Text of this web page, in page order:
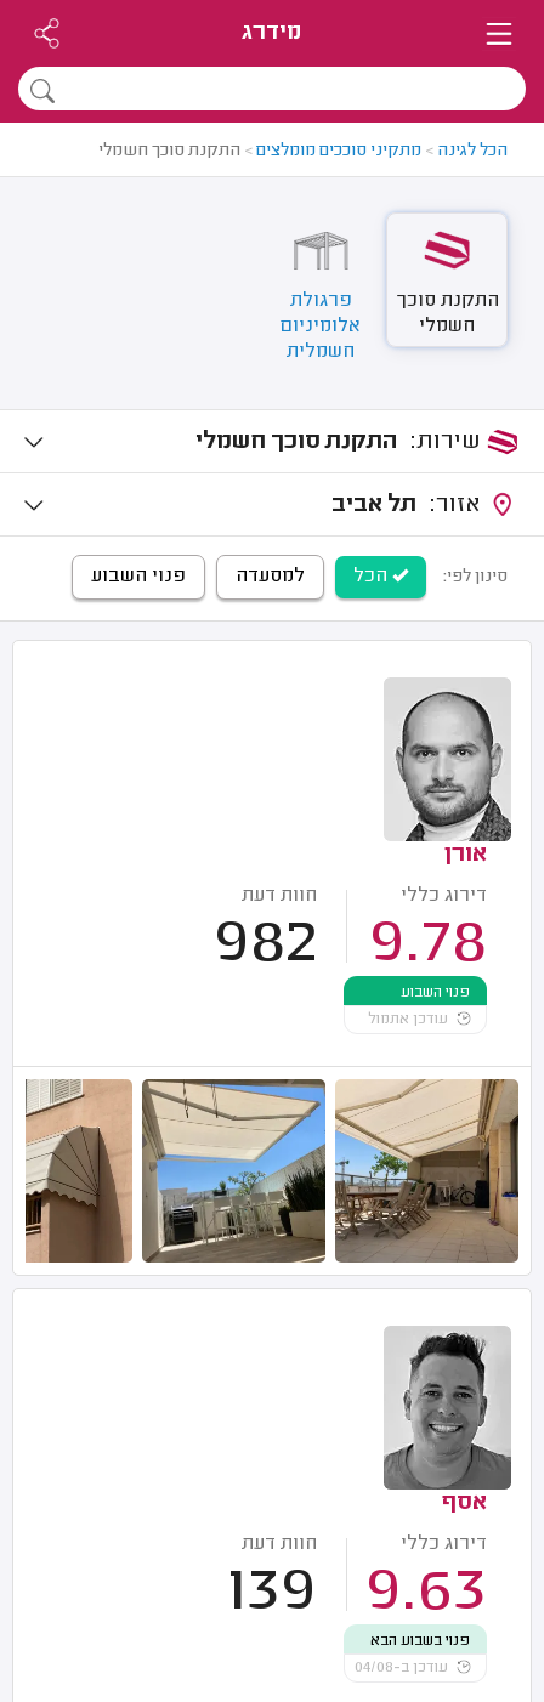
מידרג
הכל לגינה > מתקיני סוככים מומלצים> התקנת סוכך חשמלי
התקנת סוכך
חשמלי
פרגולת
אלומיניום
חשמלית
התקנת סוכך חשמלי
תל אביב
סינון לפי: הכל למסעדה פנוי השבוע
אורן
דירוג כללי
9.78
חוות דעת
982
פנוי השבוע
עודכן אתמול
אסף
דירוג כללי
9.63
חוות דעת
139
פנוי בשבוע הבא
עודכן ב-04/08